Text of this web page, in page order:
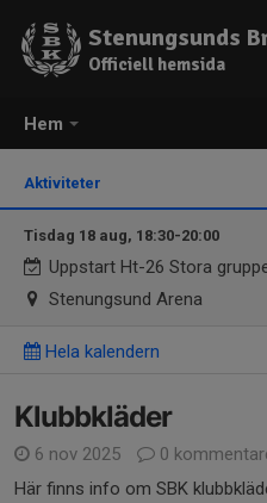
Hem
Stenungsunds
Officiell hemsida
Aktiviteter
Tisdag 18 aug, 18:30-20:00
Uppstart Ht-26 Stora
Stenungsund Arena
Hela kalendern
Klubbkläder
6 nov 2025
0
Här finns info om SBK